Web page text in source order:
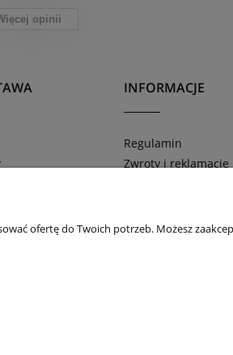
opinii
INFORMACJE
Regulamin
Zwroty i reklamacje
ofertę do Twoich potrzeb. Możesz